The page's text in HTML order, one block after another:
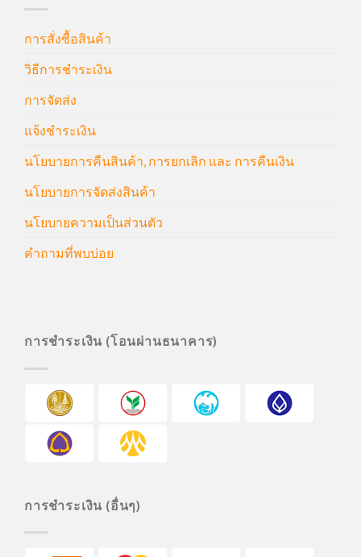
การสั่งซื้อสินค้า
วิธีการชำระเงิน
การจัดส่ง
แจ้งชำระเงิน
นโยบายการคืนสินค้า, การยกเลิก และ การคืนเงิน
นโยบายการจัดส่งสินค้า
นโยบายความเป็นส่วนตัว
คำถามที่พบบ่อย
การชำระเงิน (โอนผ่านธนาคาร)
การชำระเงิน (อื่นๆ)